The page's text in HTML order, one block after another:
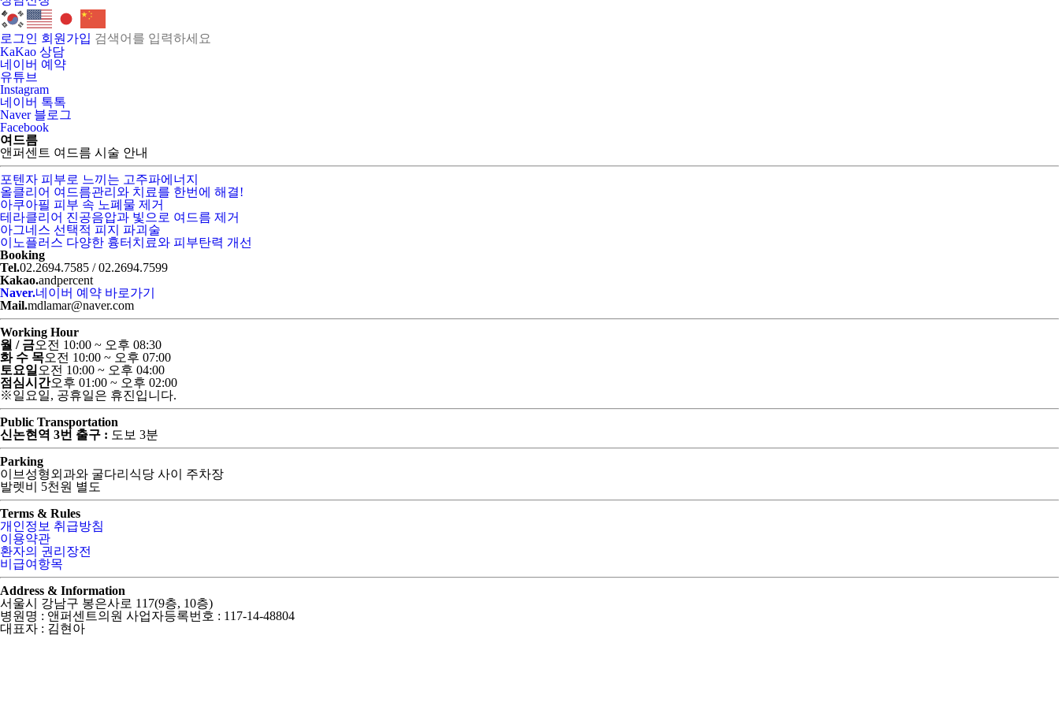
로그인 회원가입
KaKao 상담
네이버 예약
유튜브
Instagram
네이버 톡톡
Naver 블로그
Facebook
여드름
앤퍼센트 여드름 시술 안내
포텐자 피부로 느끼는 고주파에너지
올클리어 여드름관리와 치료를 한번에 해결!
아쿠아필 피부 속 노폐물 제거
테라클리어 진공음압과 빛으로 여드름 제거
아그네스 선택적 피지 파괴술
이노플러스 다양한 흉터치료와 피부탄력 개선
Booking
Tel.02.2694.7585 / 02.2694.7599
Kakao.andpercent
Naver.네이버 예약 바로가기
Mail.mdlamar@naver.com
Working Hour
월 / 금오전 10:00 ~ 오후 08:30
화 수 목오전 10:00 ~ 오후 07:00
토요일 오전 10:00 ~ 오후 04:00
점심시간오후 01:00 ~ 오후 02:00
※일요일, 공휴일은 휴진입니다.
Public Transportation
신논현역 3번 출구 : 도보 3분
Parking
이브성형외과와 굴다리식당 사이 주차장
발렛비 5천원 별도
Terms & Rules
개인정보 취급방침
이용약관
환자의 권리장전
비급여항목
Address & Information
서울시 강남구 봉은사로 117(9층, 10층)
병원명 : 앤퍼센트의원 사업자등록번호 : 117-14-48804
대표자 : 김현아